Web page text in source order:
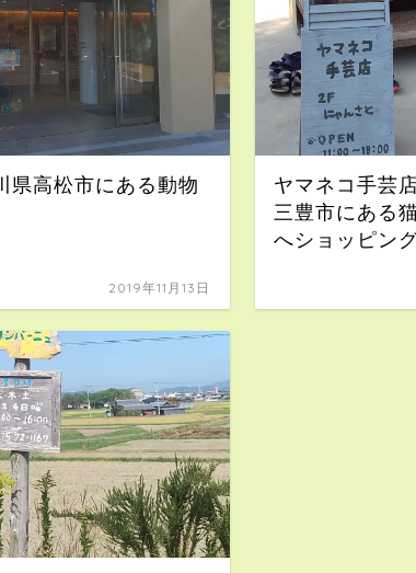
県高松市にある動物
2019年11月13日
ヤマネコ手芸
三豊市にある
へショッピン